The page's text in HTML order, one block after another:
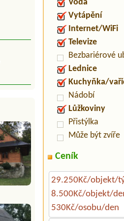
Voda
Vytápění
Internet/WiFi
Televize
Bezbariérové
Lednice
Kuchyňka/
Nádobí
Lůžkoviny
Přistýlka
Může být zvíře
Ceník
29.250Kč/objekt/
8.500Kč/objekt/
530Kč/osobu/den